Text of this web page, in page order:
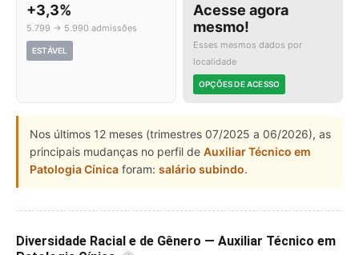
+3,3%
5.799 → 5.990 admissões
ESTÁVEL
Acesse agora
mesmo!
Esses mesmos dados por
localidade
OPÇÕES DE ACESSO
Nos últimos 12 meses (trimestres 07/2025 a 06/2026), as
principais mudanças no perfil de Auxiliar Técnico em
Patologia Cínica foram: salário subindo.
Diversidade Racial e de Gênero — Auxiliar Técnico em